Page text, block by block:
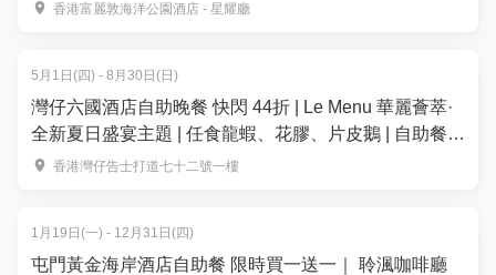
香港富麗敦海洋公園酒店 - 星耀廳
5月1日(四) - 8月30日(日)
灣仔六國酒店自助晚餐 快閃 44折 | Le Menu 華麗薈萃·
全新夏日盛宴主題 | 任食龍蝦、花膠、片皮鵝 | 自助餐優
惠2026
香港灣仔告士打道七十二號一樓
1月19日(一) - 12月31日(四)
屯門黃金海岸酒店自助餐 限時買一送一｜ 聆渢咖啡廳